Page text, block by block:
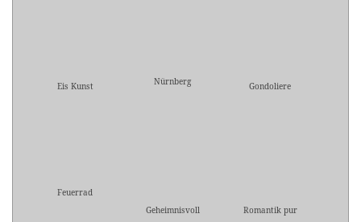
Eis Kunst Nürnberg Gondoliere
Feuerrad
Geheimnisvoll
Romantik pur